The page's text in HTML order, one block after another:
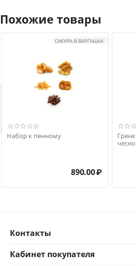
Похожие товары
САКУРА В ВАРГАШАХ
Набор к пенному
890.00₽
Контакты
Кабинет покупателя